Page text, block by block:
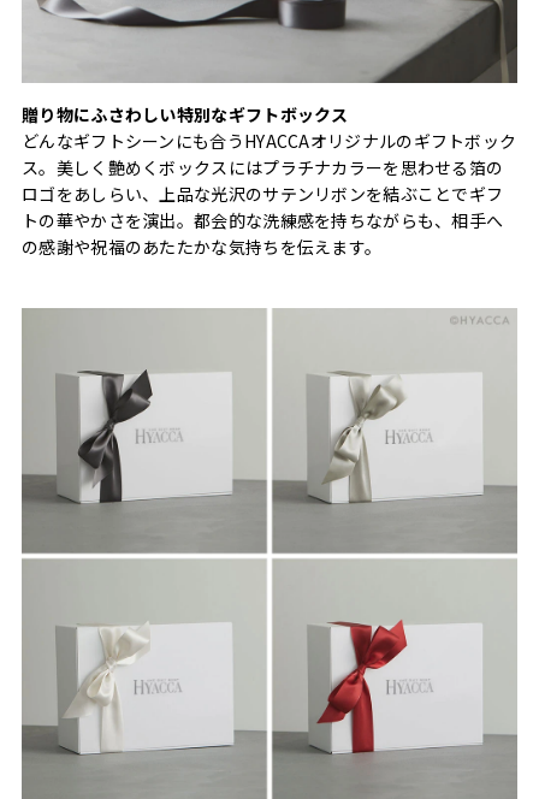
贈り物にふさわしい特別なギフトボックス
どんなギフトシーンにも合うHYACCAオリジナルのギフトボック
ス。美しく艶めくボックスにはプラチナカラーを思わせる箔の
ロゴをあしらい、上品な光沢のサテンリボンを結ぶことでギフ
トの華やかさを演出。都会的な洗練感を持ちながらも、相手へ
の感謝や祝福のあたたかな気持ちを伝えます。